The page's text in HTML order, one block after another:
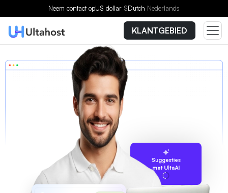
Neem contact opUS dollar $Dutch Nederlands
KLANTGEBIED
Suggesties
met UltaAI